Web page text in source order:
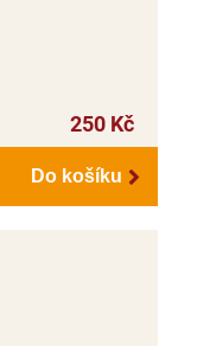
250 Kč
Do košíku